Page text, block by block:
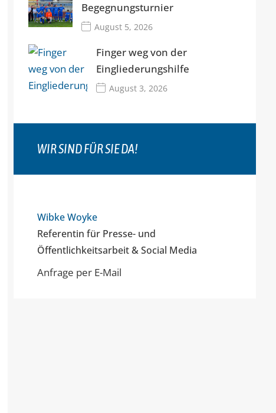
Begegnungsturnier
August 5, 2026
Finger weg von der
Eingliederungshilfe
August 3, 2026
WIR SIND FÜR SIE DA!
Wibke Woyke
Referentin für Presse- und
Öffentlichkeitsarbeit & Social Media
Anfrage per E-Mail